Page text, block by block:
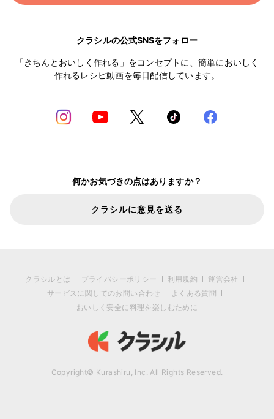
クラシルの公式SNSをフォロー
「きちんとおいしく作れる」をコンセプトに、簡単においしく
作れるレシピ動画を毎日配信しています。
何かお気づきの点はありますか？
クラシルに意見を送る
クラシルとは プライバシーポリシー 利用規約
運営会社
サービスに関してのお問い合わせ
よくある質問
おいしく安全に料理を楽しむために
Copyright© Kurashiru, Inc. All Rights Reserved.